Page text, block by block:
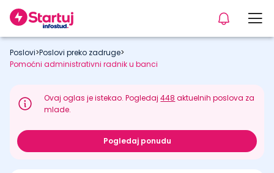
Poslovi>Poslovi preko zadruge>
Pomoćni administrativni radnik u banci
Ovaj oglas je istekao. Pogledaj448 aktuelnih poslova za
mlade.
Pogledaj ponudu